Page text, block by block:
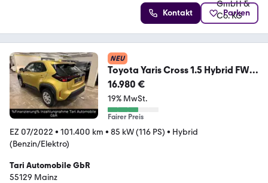
Kontakt Parken
NEU
Toyota Yaris Cross 1.5 Hybrid FWD
ACC, Kamera, 1.Hand
16.980 €
19% MwSt.
Fairer Preis
EZ 07/2022 • 101.400 km • 85 kW (116 PS) • Hybrid
(Benzin/Elektro)
Tari Automobile GbR
55129 Mainz